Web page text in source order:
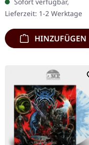
ihrem faszinierenden
Album „Abyss“ zurück,…
Lieferzeit: 1-2 Werktage
HINZUFÜGEN